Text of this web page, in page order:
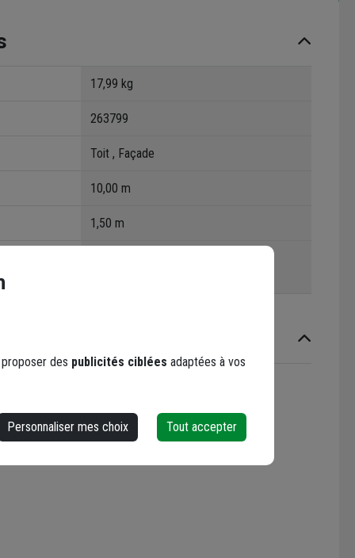
17,99 kg
263799
Toit , Façade
10,00 m
1,50 m
générales
des publicités ciblées adaptées à vos
Personnaliser mes choix Tout accepter